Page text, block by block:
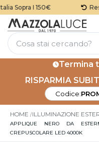
Sopra I 150€ Reso
Termina
RISPARMIA
Codice:
HOME ILLUMINAZIONE
APPLIQUE NERO DA
CREPUSCOLARE LED 4000K